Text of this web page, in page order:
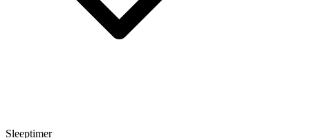
Sleeptimer